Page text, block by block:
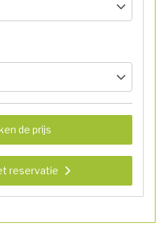
de prijs
reservatie